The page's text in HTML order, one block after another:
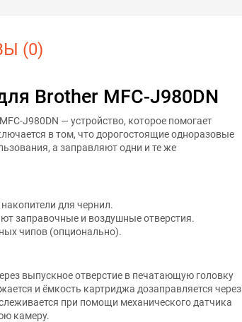
(0)
Brother MFC-J980DN
J980DN — устройство, которое помогает
в том, что дорогостоящие одноразовые
а заправляют одни и те же
для чернил.
заправочные и воздушные отверстия.
чипов (опционально).
выпускное отверстие в печатающую головку
и ёмкость картриджа дозаправляется через
при помощи механического датчика
камеру.